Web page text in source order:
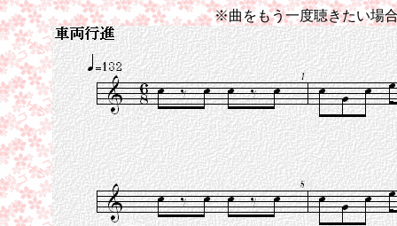
※曲をもう一度聴きたい場